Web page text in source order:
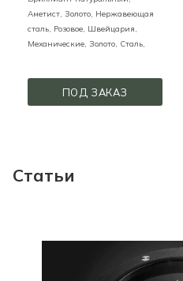
Аметист, Золото, Нержавеющая
сталь, Розовое, Швейцария,
Механические, Золото, Сталь,
ПОД ЗАКАЗ
Статьи